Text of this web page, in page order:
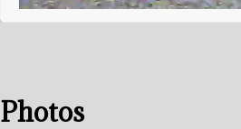
Photos